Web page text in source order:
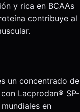
y rica en BCAAs
contribuye al
un concentrado de
Lacprodan® SP-
en